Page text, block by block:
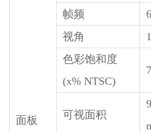
面板
帧频
视角
色彩饱和度
(x% NTSC)
可视面积